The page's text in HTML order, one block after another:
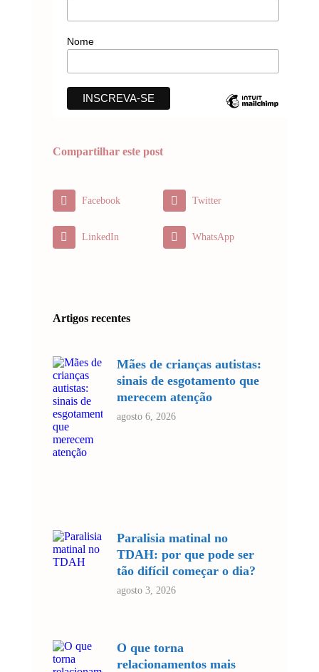
Nome
Compartilhar este post
Facebook Twitter
LinkedIn WhatsApp
Artigos recentes
Mães de crianças autistas:
sinais de esgotamento que
merecem atenção
agosto 6, 2026
Paralisia matinal no
TDAH: por que pode ser
tão difícil começar o dia?
agosto 3, 2026
O que torna
relacionamentos mais